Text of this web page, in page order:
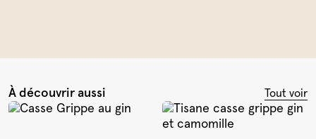
À découvrir aussi Tout voir